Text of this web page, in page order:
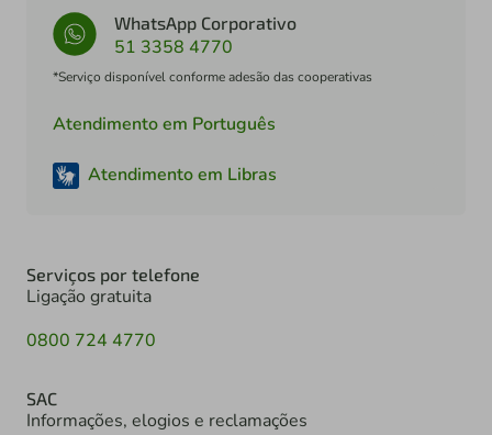
WhatsApp Corporativo
51 3358 4770
*Serviço disponível conforme adesão das cooperativas
Atendimento em Português
Atendimento em Libras
Serviços por telefone
Ligação gratuita
0800 724 4770
SAC
Informações, elogios e reclamações